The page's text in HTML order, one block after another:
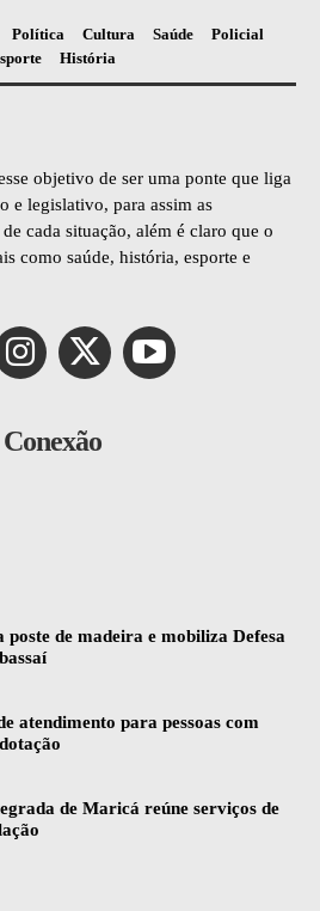
Política Cultura Saúde
Policial
História
objetivo de ser uma ponte que liga
e legislativo, para assim as
cada situação, além é claro que o
como saúde, história, esporte e
Conexão
de madeira e mobiliza Defesa
atendimento para pessoas com
de Maricá reúne serviços de